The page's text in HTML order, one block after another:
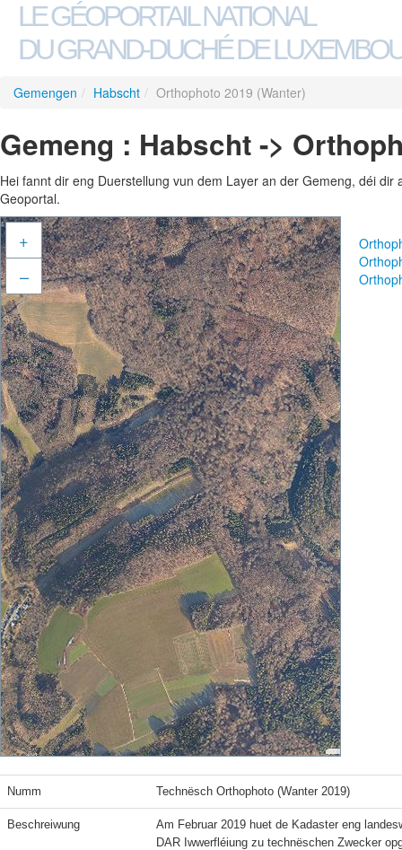
LE GÉOPORTAIL NATIONAL
DU GRAND-DUCHÉ DE
Gemengen / Habscht / Orthophoto 2019 (Wanter)
Gemeng : Habscht ->
Hei fannt dir eng Duerstellung vun dem Layer an der Gemeng, déi
Geoportal.
+
–
Numm Technësch Orthophoto (Wanter 2019)
Beschreiwung
Am Februar 2019 huet de Kadaster eng
DAR Iwwerfléiung zu technëschen Zwecker